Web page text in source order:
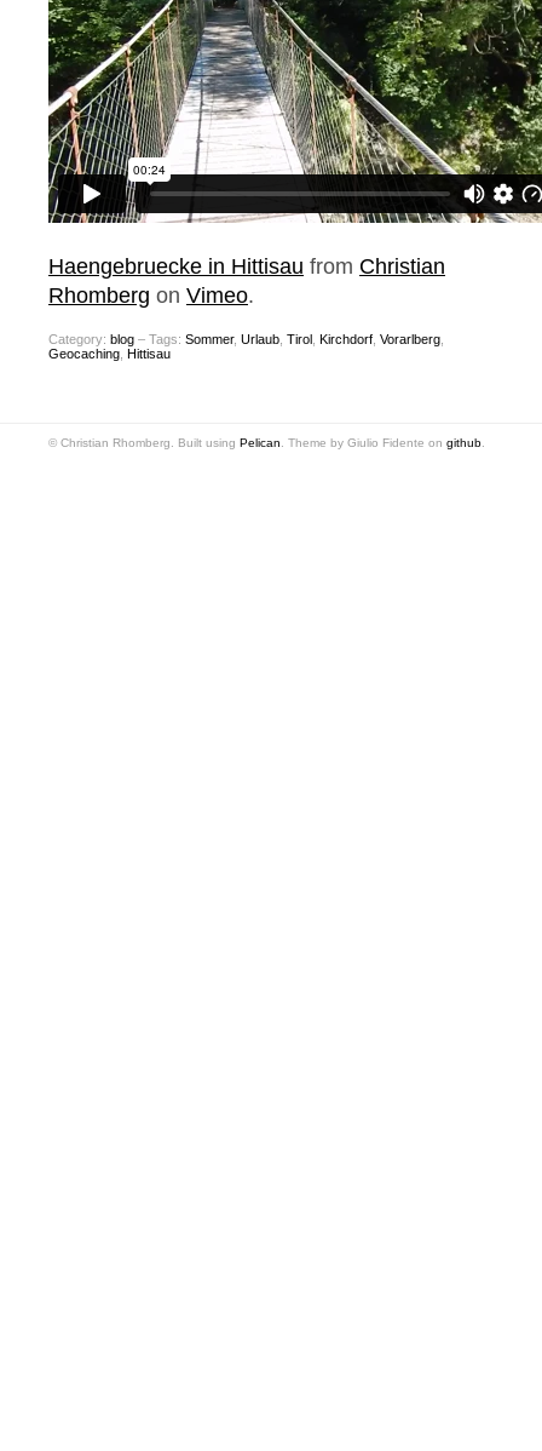
Haengebruecke in Hittisau from Christian
Rhomberg on Vimeo.
Category: blog – Tags: Sommer, Urlaub Tirol Kirchdorf Vorarlberg
Geocaching Hittisau
© Christian Rhomberg. Built using Pelican . Theme by Giulio Fidente on github